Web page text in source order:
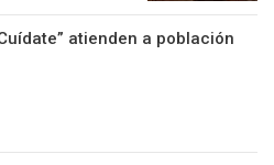
atienden a población